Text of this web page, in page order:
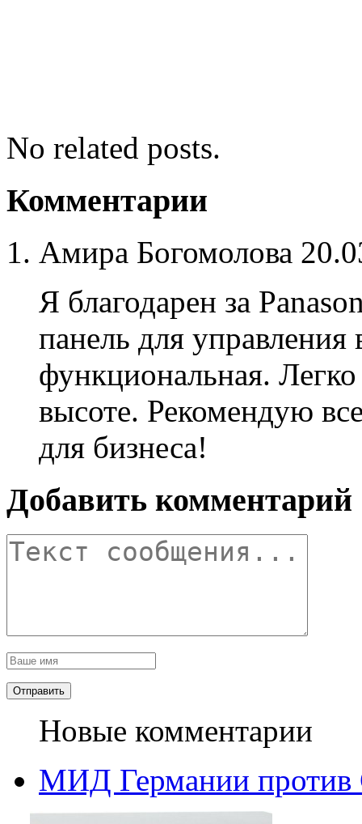
No related posts.
Комментарии
Амира Богомолова
Я благодарен за
панель для
функциональная. Легко
высоте. Рекомендую
для бизнеса!
Добавить комментарий
Новые комментарии
МИД Германии